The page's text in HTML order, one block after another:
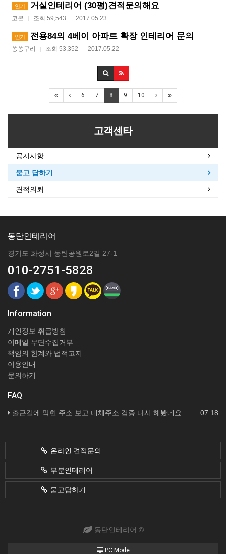
인기 거실인테리어 (30평)견적문의해요
코본 | 조회 59,543 | 2017.05.23
인기 전용84의 4베이 아파트 확장 인테리어 문의
쏭쏭구리 | 조회 53,352 | 2017.05.22
6 7 8 9 10
고객센타
공지사항
묻고 답하기
견적의뢰
동탄인테리어
경기도 화성시 동탄공원로2길 27-1
010-2751-5828
Information
개인정보 취급방침
이메일 무단수집거부
책임의 한계와 법적고지
이용안내
문의하기
FAQ
07.18
출근길에 막힌 주소 보고 대체주소 검증 다시 해봤네요
온라인 견적문의
부분인테리어
묻고답하기
동탄인테리어 ©
PC Mode